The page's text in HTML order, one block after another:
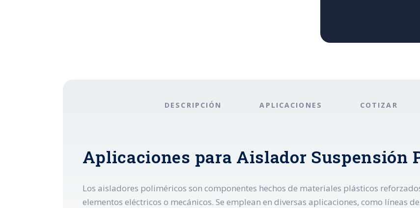
DESCRIPCIÓN APLICACIONES COTIZAR
Aplicaciones para Aislador Suspensión
Los aisladores poliméricos son componentes hechos de materiales plásticos
elementos eléctricos o mecánicos. Se emplean en diversas aplicaciones, como líneas